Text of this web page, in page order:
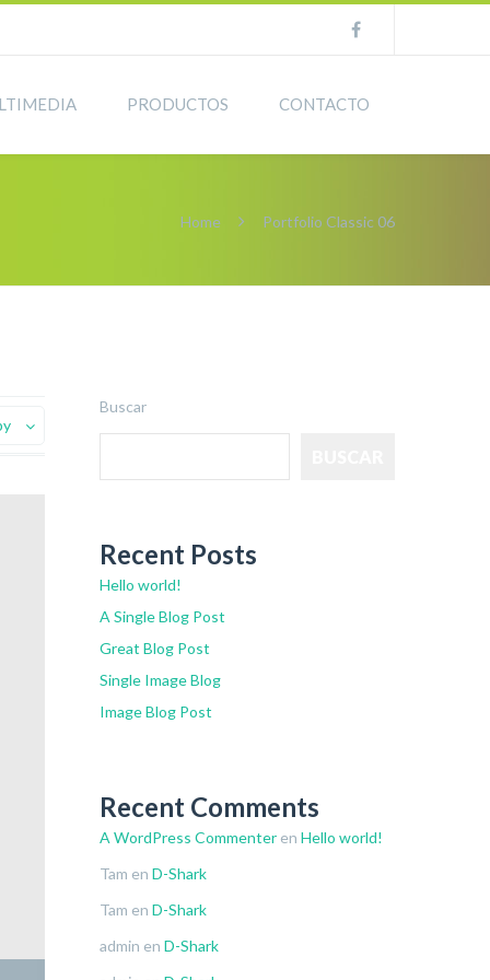
PRODUCTOS CONTACTO
Home Portfolio Classic 06
Buscar
Recent Posts
Hello world!
A Single Blog Post
Great Blog Post
Single Image Blog
Image Blog Post
Recent Comments
A WordPress Commenter en Hello world!
Tam en D-Shark
Tam en D-Shark
admin en D-Shark